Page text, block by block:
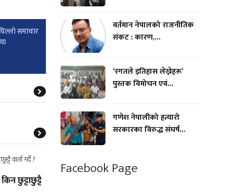
समाचार
छुट्टाछुट्टै
वर्तमान नेपालको राजनीतिक
संकट : कारण,...
‘रगतले इतिहास लेख्नेहरू’
पुस्तक विमोचन एवं...
गणेश नेपालीको हत्यारो
सरकारका विरुद्ध संघर्ष...
Facebook Page